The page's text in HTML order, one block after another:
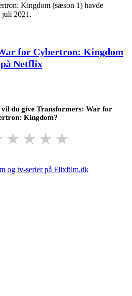
Kingdom (sæson 1) havde
juli 2021.
for Cybertron: Kingdom
på Netflix
du give Transformers: War for
Kingdom?
★ ★ ★ ★
og tv-serier på Flixfilm.dk